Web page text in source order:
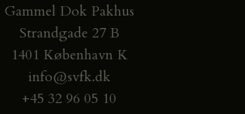
Gammel Dok Pakhus
Strandgade 27 B
1401 København K
info@svfk.dk
+45 32 96 05 10